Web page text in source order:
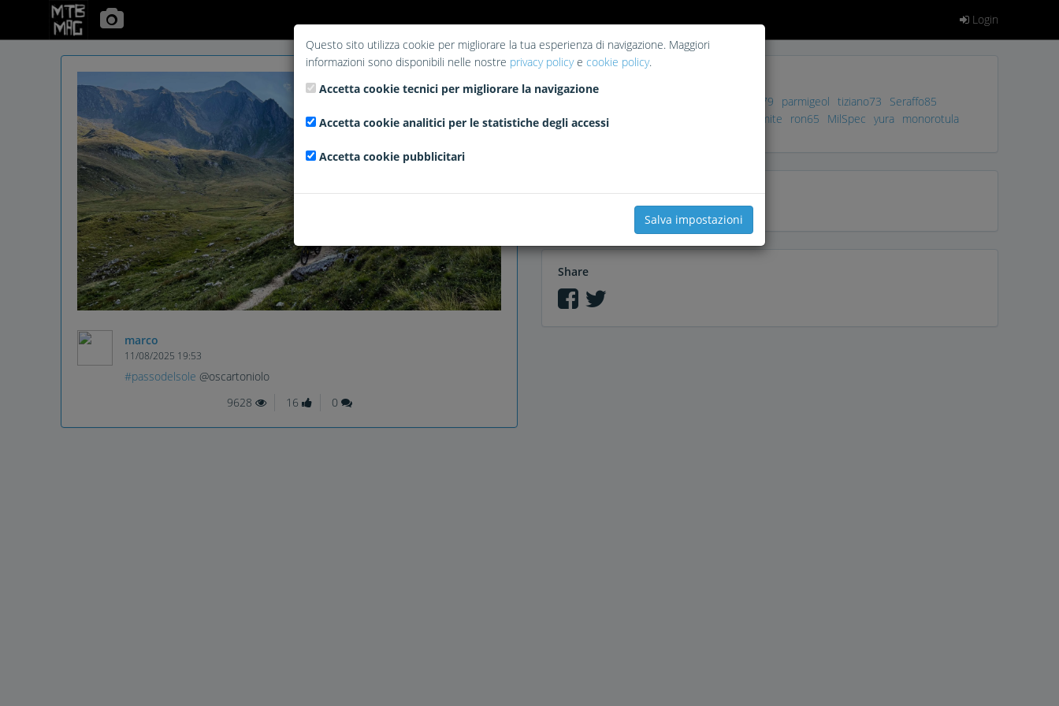
Login
marco
11/08/2025 19:53
#passodelsole @oscartoniolo
9628
16 0
tado79 parmigeol tiziano73
Seraffo85
zambor crisanti Dolomite ron65 MilSpec yura monorotula
Comments
Share
Questo sito utilizza cookie per migliorare la tua esperienza di navigazione. Maggiori
informazioni sono disponibili nelle nostre privacy policye cookie policy.
Accetta cookie tecnici per migliorare la navigazione
Accetta cookie analitici per le statistiche degli accessi
Accetta cookie pubblicitari
Salva impostazioni